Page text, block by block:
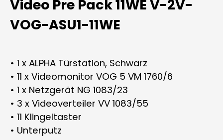
Video Pre Pack 11WE V-2V-
VOG-ASU1-11WE
• 1 x ALPHA Türstation, Schwarz
• 11 x Videomonitor VOG 5 VM 1760/6
• 1 x Netzgerät NG 1083/23
• 3 x Videoverteiler VV 1083/55
• 11 Klingeltaster
• Unterputz